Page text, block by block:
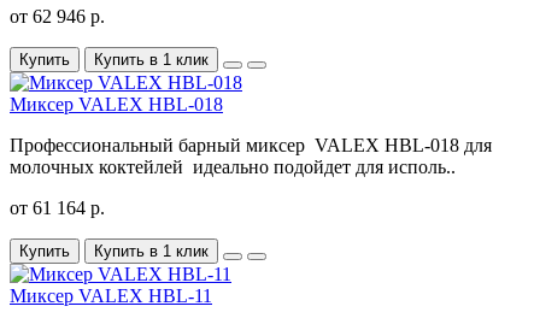
от 62 946 р.
Купить Купить в 1 клик
Миксер VALEX HBL-018
Профессиональный барный миксер VALEX HBL-018 для
молочных коктейлей идеально подойдет для исполь..
от 61 164 р.
Купить Купить в 1 клик
Миксер VALEX HBL-11